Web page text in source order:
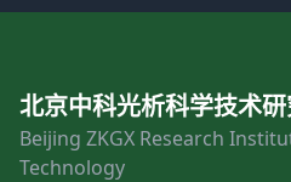
北京中科光析科学技术
Beijing ZKGX Research
Technology